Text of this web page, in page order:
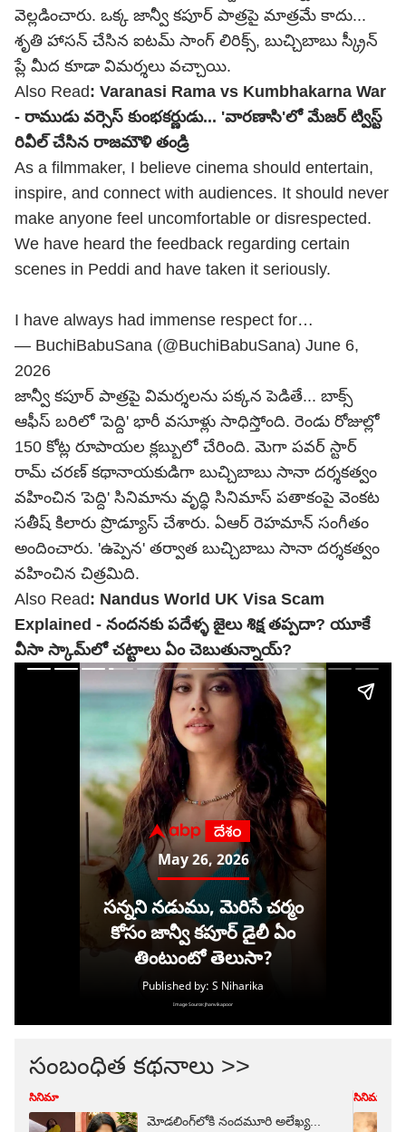
వెల్లడించారు. ఒక్క జాన్వీ కపూర్ పాత్రపై మాత్రమే కాదు...
శృతి హాసన్ చేసిన ఐటమ్ సాంగ్ లిరిక్స్, బుచ్చిబాబు స్క్రీన్
ప్లే మీద కూడా విమర్శలు వచ్చాయి.
Also Read: Varanasi Rama vs Kumbhakarna War
- రాముడు వర్సెస్ కుంభకర్ణుడు... 'వారణాసి'లో మేజర్ ట్విస్ట్
రివీల్ చేసిన రాజమౌళి తండ్రి
As a filmmaker, I believe cinema should entertain,
inspire, and connect with audiences. It should never
make anyone feel uncomfortable or disrespected.
We have heard the feedback regarding certain
scenes in Peddi and have taken it seriously.
I have always had immense respect for…
— BuchiBabuSana (@BuchiBabuSana) June 6,
2026
జాన్వీ కపూర్ పాత్రపై విమర్శలను పక్కన పెడితే... బాక్స్
ఆఫీస్ బరిలో 'పెద్ది' భారీ వసూళ్లు సాధిస్తోంది. రెండు రోజుల్లో
150 కోట్ల రూపాయల క్లబ్బులో చేరింది. మెగా పవర్ స్టార్
రామ్ చరణ్ కథానాయకుడిగా బుచ్చిబాబు సానా దర్శకత్వం
వహించిన 'పెద్ది' సినిమాను వృద్ధి సినిమాస్ పతాకంపై వెంకట
సతీష్ కిలారు ప్రొడ్యూస్ చేశారు. ఏఆర్ రెహమాన్ సంగీతం
అందించారు. 'ఉప్పెన' తర్వాత బుచ్చిబాబు సానా దర్శకత్వం
వహించిన చిత్రమిది.
Also Read: Nandus World UK Visa Scam
Explained - నందనకు పదేళ్ళ జైలు శిక్ష తప్పదా? యూకే
వీసా స్కామ్‌లో చట్టాలు ఏం చెబుతున్నాయ్?
సంబంధిత కథనాలు >>
సినిమా
మోడలింగ్‌లోకి నందమూరి అలేఖ్య...
సినిమా